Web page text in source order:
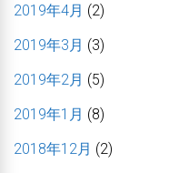
2019年4月 (2)
2019年3月 (3)
2019年2月 (5)
2019年1月 (8)
2018年12月 (2)